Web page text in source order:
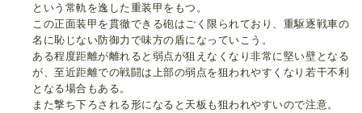
という常軌を逸した重装甲をもつ。
この正面装甲を貫徹できる砲はごく限られており、重駆逐戦車の
名に恥じない防御力で味方の盾になっていこう。
ある程度距離が離れると弱点が狙えなくなり非常に堅い壁となる
が、至近距離での戦闘は上部の弱点を狙われやすくなり若干不利
となる場合もある。
また撃ち下ろされる形になると天板も狙われやすいので注意。